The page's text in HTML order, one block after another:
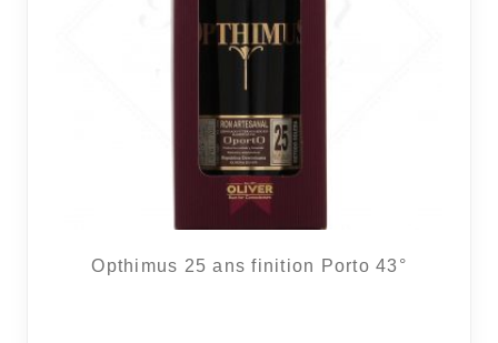
Opthimus 25 ans finition Porto 43°